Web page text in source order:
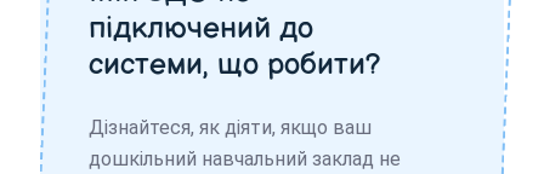
підключений до
системи, що робити?
Дізнайтеся, як діяти, якщо ваш
дошкільний навчальний заклад не